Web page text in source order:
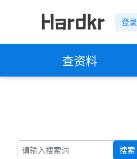
登录
查资料
搜索